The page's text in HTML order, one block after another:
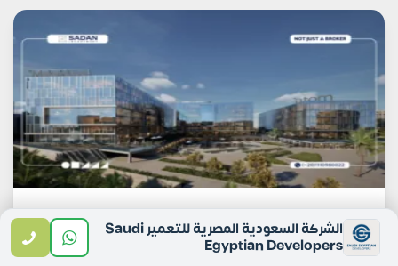
المشروعات الإدارية
170٬000جنية/ متر
الشركة السعودية المصرية للتعمير Saudi
Egyptian Developers